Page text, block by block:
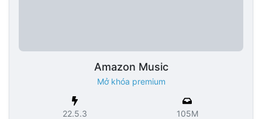
Amazon Music
Mở khóa premium
22.5.3 105M